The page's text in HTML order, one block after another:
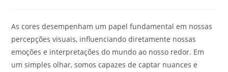
As cores desempenham um papel fundamental em nossas
percepções visuais, influenciando diretamente nossas
emoções e interpretações do mundo ao nosso redor. Em
um simples olhar, somos capazes de captar nuances e